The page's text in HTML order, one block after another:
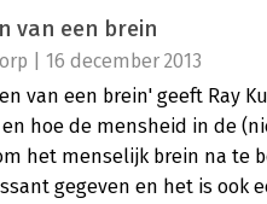
van een brein
| 16 december 2013
van een brein' geeft Ray
hoe de mensheid in de
het menselijk brein na te
gegeven en het is ook